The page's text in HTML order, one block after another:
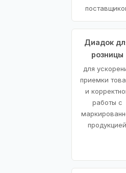
Диадок
розницы
для
приемки
и
работы с
продукцией